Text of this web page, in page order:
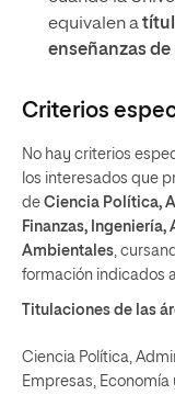
equivalen a
enseñanzas de
Criterios
No hay criterios
los interesados que
de Ciencia Política,
Finanzas,
Ambientales,
formación indicados
Titulaciones de las
Ciencia Política,
Empresas, Economía